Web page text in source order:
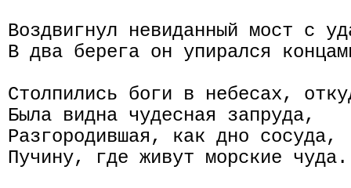
Воздвигнул невиданный мост с
В два берега он упирался
Столпились боги в небесах,
Была видна чудесная запруда,
Разгородившая, как дно сосуда,
Пучину, где живут морские чуда.